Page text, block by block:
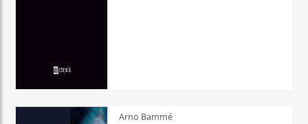
Arno Bammé